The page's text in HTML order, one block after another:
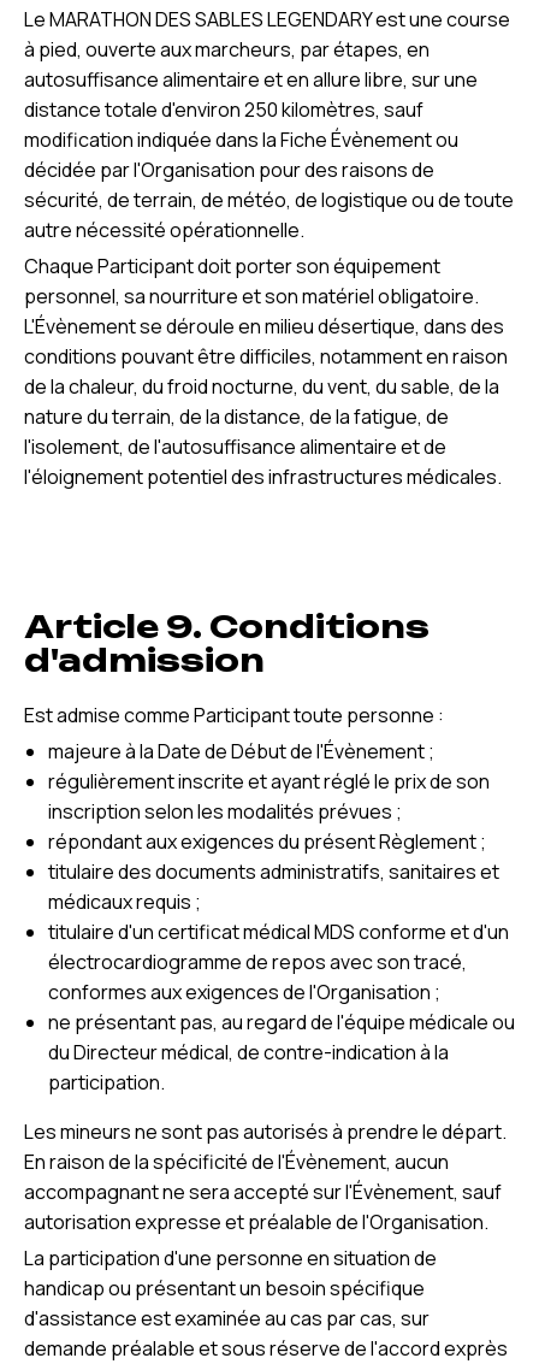
Le MARATHON DES SABLES LEGENDARY est une course
à pied, ouverte aux marcheurs, par étapes, en
autosuffisance alimentaire et en allure libre, sur une
distance totale d'environ 250 kilomètres, sauf
modification indiquée dans la Fiche Évènement ou
décidée par l'Organisation pour des raisons de
sécurité, de terrain, de météo, de logistique ou de toute
autre nécessité opérationnelle.
Chaque Participant doit porter son équipement
personnel, sa nourriture et son matériel obligatoire.
L'Évènement se déroule en milieu désertique, dans des
conditions pouvant être difficiles, notamment en raison
de la chaleur, du froid nocturne, du vent, du sable, de la
nature du terrain, de la distance, de la fatigue, de
l'isolement, de l'autosuffisance alimentaire et de
l'éloignement potentiel des infrastructures médicales.
Article 9. Conditions
d'admission
Est admise comme Participant toute personne :
majeure à la Date de Début de l'Évènement ;
régulièrement inscrite et ayant réglé le prix de son
inscription selon les modalités prévues ;
répondant aux exigences du présent Règlement ;
titulaire des documents administratifs, sanitaires et
médicaux requis ;
titulaire d'un certificat médical MDS conforme et d'un
électrocardiogramme de repos avec son tracé,
conformes aux exigences de l'Organisation ;
ne présentant pas, au regard de l'équipe médicale ou
du Directeur médical, de contre-indication à la
participation.
Les mineurs ne sont pas autorisés à prendre le départ.
En raison de la spécificité de l'Évènement, aucun
accompagnant ne sera accepté sur l'Évènement, sauf
autorisation expresse et préalable de l'Organisation.
La participation d'une personne en situation de
handicap ou présentant un besoin spécifique
d'assistance est examinée au cas par cas, sur
demande préalable et sous réserve de l'accord exprès